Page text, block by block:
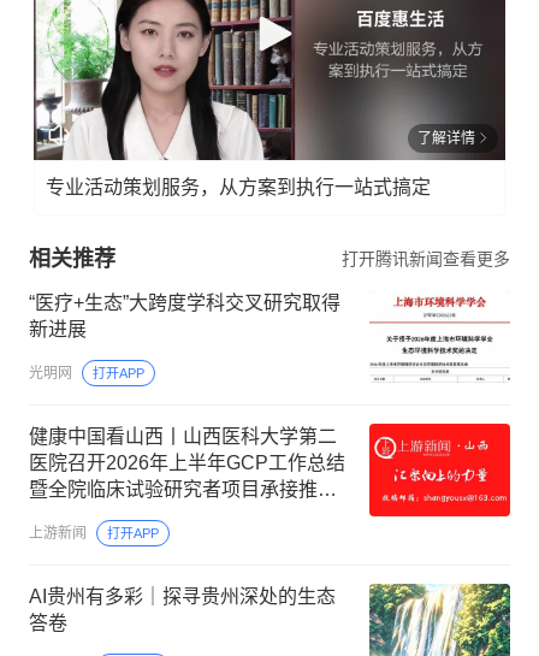
了解详情
专业活动策划服务，从方案到执行一站式搞定
相关推荐 打开腾讯新闻查看更多
“医疗+生态”大跨度学科交叉研究取得
新进展
光明网 打开APP
健康中国看山西丨山西医科大学第二
医院召开2026年上半年GCP工作总结
暨全院临床试验研究者项目承接推进
线上会议
上游新闻 打开APP
AI贵州有多彩｜探寻贵州深处的生态
答卷